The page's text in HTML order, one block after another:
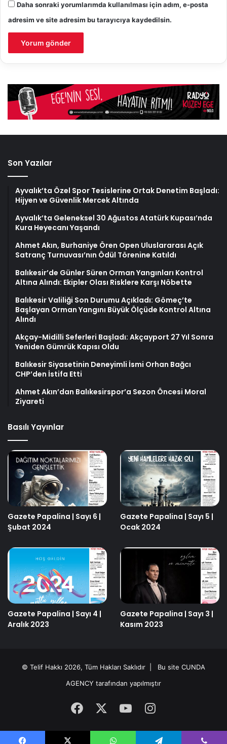
Daha sonraki yorumlarımda kullanılması için adım, e-posta
adresim ve site adresim bu tarayıcıya kaydedilsin.
Son Yazılar
Ayvalık’ta Özel Spor Tesislerine Ortak Denetim Başladı:
Hijyen ve Güvenlik Mercek Altında
Ayvalık’ta Geleneksel 30 Ağustos Atatürk Kupası’nda
Kura Heyecanı Yaşandı
Ahmet Akın, Burhaniye Ören Open Uluslararası Açık
Satranç Turnuvası’nın Ödül Törenine Katıldı
Balıkesir’de Günler Süren Orman Yangınları Kontrol
Altına Alındı: Ekipler Olası Risklere Karşı Nöbette
Balıkesir Valiliği Son Durumu Açıkladı: Gömeç’te
Başlayan Orman Yangını Büyük Ölçüde Kontrol Altına
Alındı
Akçay-Midilli Seferleri Başladı: Akçayport 27 Yıl Sonra
Yeniden Gümrük Kapısı Oldu
Balıkesir Siyasetinin Deneyimli İsmi Orhan Bağcı
CHP’den İstifa Etti
Ahmet Akın’dan Balıkesirspor’a Sezon Öncesi Moral
Ziyareti
Basılı Yayınlar
Gazete Papalina | Sayı 6 |
Şubat 2024
Gazete Papalina | Sayı 5 |
Ocak 2024
Gazete Papalina | Sayı 4 |
Aralık 2023
Gazete Papalina | Sayı 3 |
Kasım 2023
© Telif Hakkı 2026, Tüm Hakları Saklıdır | Bu site CUNDA
AGENCY tarafından yapılmıştır
FacebookYouTubeInstagram